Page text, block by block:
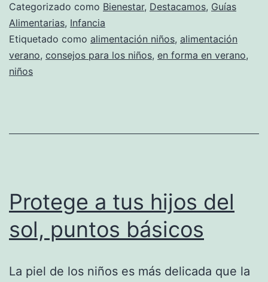
Categorizado como Bienestar, Destacamos, Guías
Alimentarias, Infancia
Etiquetado como alimentación niños, alimentación
verano, consejos para los niños, en forma en verano,
niños
Protege a tus hijos del
sol, puntos básicos
La piel de los niños es más delicada que la